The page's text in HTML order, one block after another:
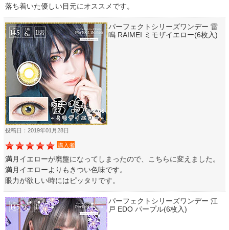
落ち着いた優しい目元にオススメです。
パーフェクトシリーズワンデー 雷
鳴 RAIMEI ミモザイエロー(6枚入)
投稿日：2019年01月28日
購入者
満月イエローが廃盤になってしまったので、こちらに変えました。
満月イエローよりもきつい色味です。
眼力が欲しい時にはピッタリです。
パーフェクトシリーズワンデー 江
戸 EDO パープル(6枚入)